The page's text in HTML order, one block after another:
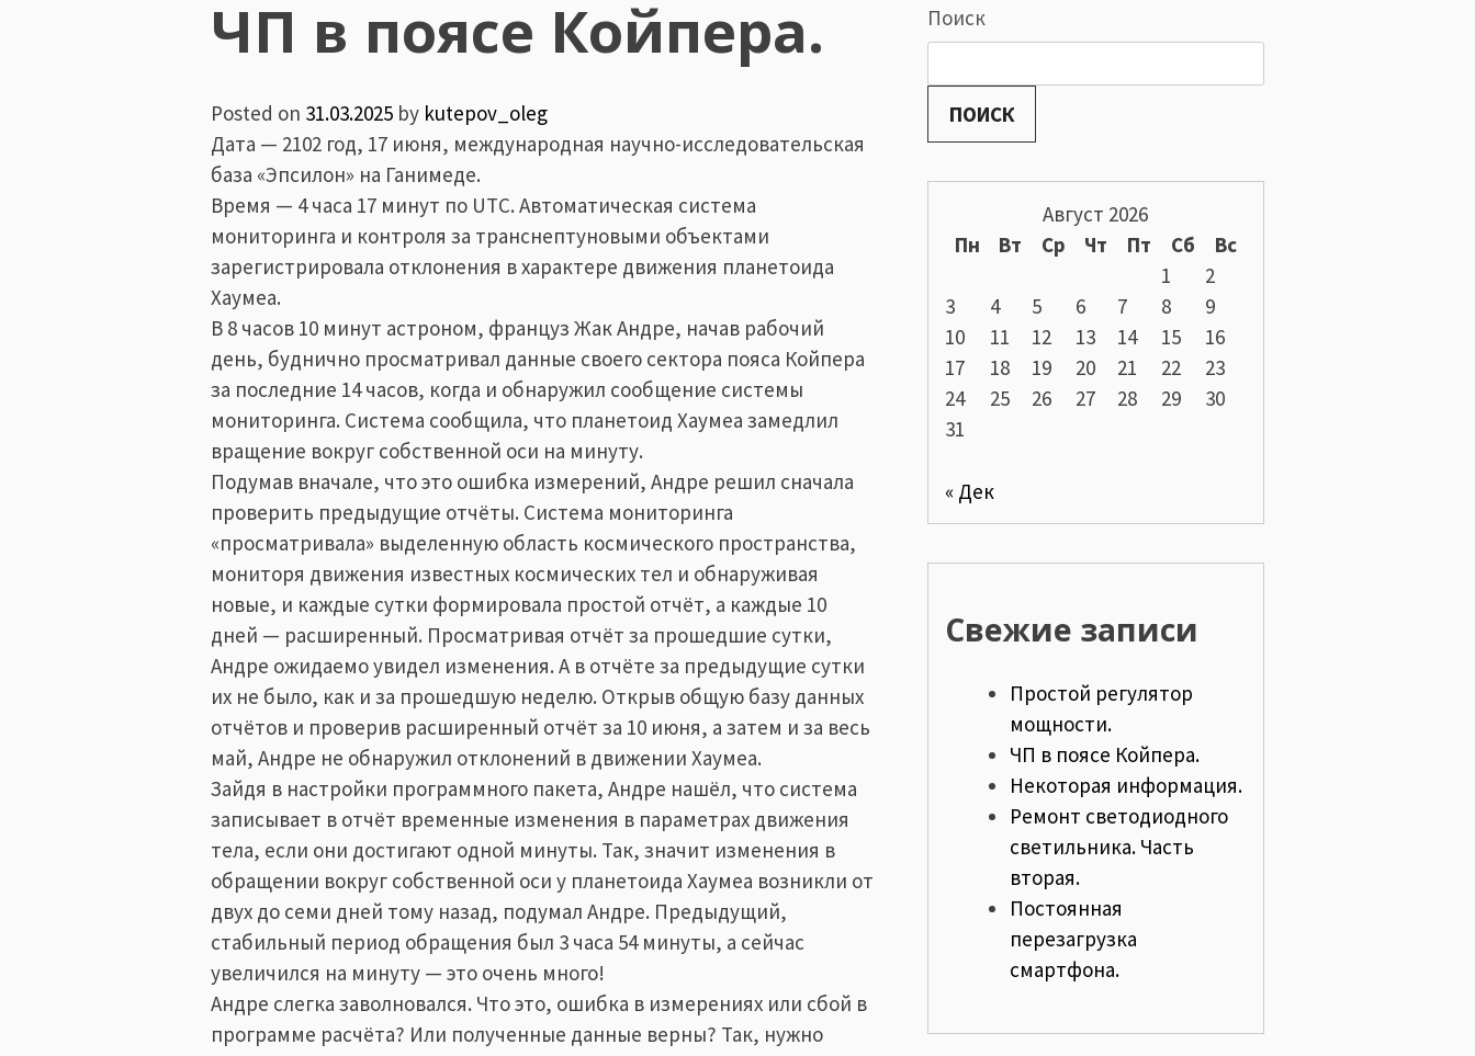
ЧП в поясе Койпера.
Posted on 31.03.2025 by kutepov_oleg
Дата — 2102 год, 17 июня, международная научно-исследовательская
база «Эпсилон» на Ганимеде.
Время — 4 часа 17 минут по UTC. Автоматическая система
мониторинга и контроля за транснептуновыми объектами
зарегистрировала отклонения в характере движения планетоида
Хаумеа.
В 8 часов 10 минут астроном, француз Жак Андре, начав рабочий
день, буднично просматривал данные своего сектора пояса Койпера
за последние 14 часов, когда и обнаружил сообщение системы
мониторинга. Система сообщила, что планетоид Хаумеа замедлил
вращение вокруг собственной оси на минуту.
Подумав вначале, что это ошибка измерений, Андре решил сначала
проверить предыдущие отчёты. Система мониторинга
«просматривала» выделенную область космического пространства,
мониторя движения известных космических тел и обнаруживая
новые, и каждые сутки формировала простой отчёт, а каждые 10
дней — расширенный. Просматривая отчёт за прошедшие сутки,
Андре ожидаемо увидел изменения. А в отчёте за предыдущие сутки
их не было, как и за прошедшую неделю. Открыв общую базу данных
отчётов и проверив расширенный отчёт за 10 июня, а затем и за весь
май, Андре не обнаружил отклонений в движении Хаумеа.
Зайдя в настройки программного пакета, Андре нашёл, что система
записывает в отчёт временные изменения в параметрах движения
тела, если они достигают одной минуты. Так, значит изменения в
обращении вокруг собственной оси у планетоида Хаумеа возникли от
двух до семи дней тому назад, подумал Андре. Предыдущий,
стабильный период обращения был 3 часа 54 минуты, а сейчас
увеличился на минуту — это очень много!
Андре слегка заволновался. Что это, ошибка в измерениях или сбой в
программе расчёта? Или полученные данные верны? Так, нужно
Поиск
ПОИСК
Август 2026
Пн
Вт Ср Чт Пт Сб
Вс
1
2
3
4 5 6 7 8
9
10
11 12 13 14 15
16
17
18 19 20 21 22
23
24
25 26 27 28 29
30
31
« Дек
Свежие записи
Простой регулятор
мощности.
ЧП в поясе Койпера.
Некоторая информация.
Ремонт светодиодного
светильника. Часть
вторая.
Постоянная
перезагрузка
смартфона.